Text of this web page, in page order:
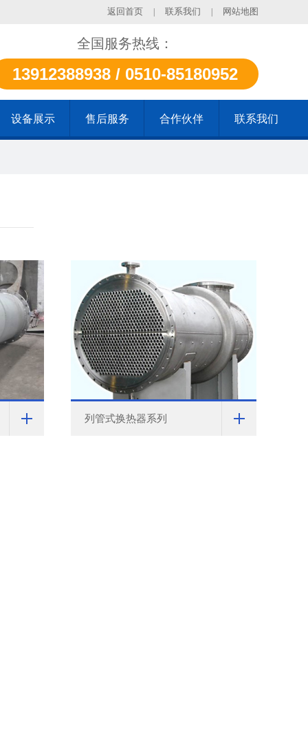
返回首页 联系我们 网站地图
全国服务热线：
13912388938 / 0510-85180952
设备展示 售后服务 合作伙伴 联系我们
列管式换热器系列